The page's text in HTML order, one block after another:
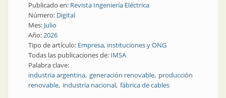
Publicado en: Revista Ingeniería Eléctrica
Número: Digital
Mes: Julio
Año:2026
Tipo de artículo: Empresa, instituciones y ONG
Todas las publicaciones de: IMSA
Palabra clave:
industria argentina generación renovable producción
renovable industria nacional fábrica de cables